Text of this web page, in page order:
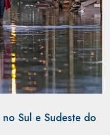
Sul e Sudeste do